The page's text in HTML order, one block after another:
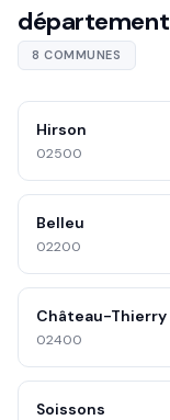
département
8 COMMUNES
Hirson
02500
Belleu
02200
Château-Thierry
02400
Soissons